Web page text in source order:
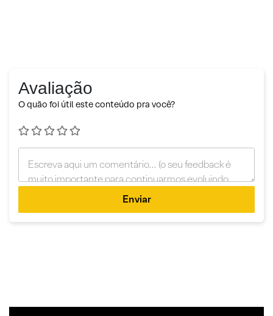
Avaliação
O quão foi útil este conteúdo pra você?
Enviar